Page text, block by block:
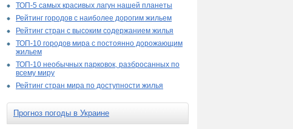
ТОП-5 самых красивых лагун нашей планеты
Рейтинг городов с наиболее дорогим жильем
Рейтинг стран с высоким содержанием жилья
ТОП-10 городов мира с постоянно дорожающим
жильем
ТОП-10 необычных парковок, разбросанных по
всему миру
Рейтинг стран мира по доступности жилья
Прогноз погоды в Украине